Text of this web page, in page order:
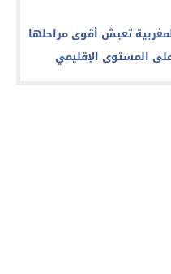
تعيش أقوى مراحلها
المستوى الإقليمي